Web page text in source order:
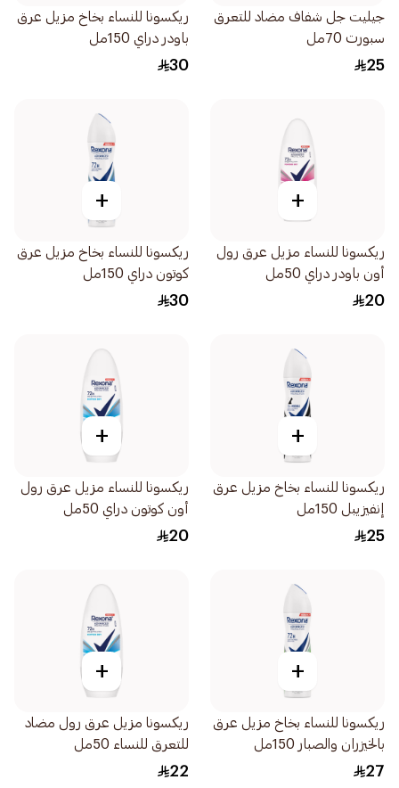
جيليت جل شفاف مضاد للتعرق
سبورت 70مل
25
ريكسونا للنساء بخاخ مزيل عرق
باودر دراي 150مل
30
+
ريكسونا للنساء مزيل عرق رول
أون باودر دراي 50مل
20
+
ريكسونا للنساء بخاخ مزيل عرق
كوتون دراي 150مل
30
+
ريكسونا للنساء بخاخ مزيل عرق
إنفيزيبل 150مل
25
+
ريكسونا للنساء مزيل عرق رول
أون كوتون دراي 50مل
20
+
ريكسونا للنساء بخاخ مزيل عرق
بالخيزران والصبار 150مل
27
+
ريكسونا مزيل عرق رول مضاد
للتعرق للنساء 50مل
22